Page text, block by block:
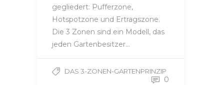
gegliedert: Pufferzone,
Hotspotzone und Ertragszone.
Die 3 Zonen sind ein Modell, das
jeden Gartenbesitzer…
DAS 3-ZONEN-GARTENPRINZIP
0